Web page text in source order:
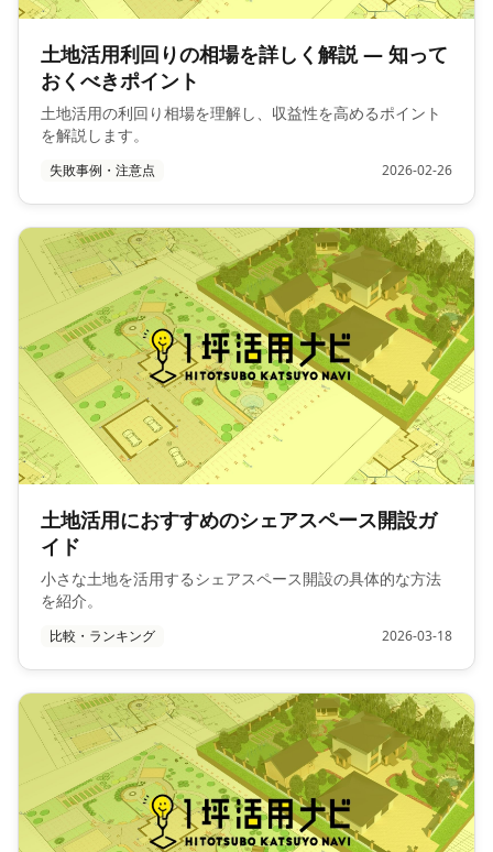
土地活用利回りの相場を詳しく解説 — 知って
おくべきポイント
土地活用の利回り相場を理解し、収益性を高めるポイント
を解説します。
失敗事例・注意点 2026-02-26
土地活用におすすめのシェアスペース開設ガ
イド
小さな土地を活用するシェアスペース開設の具体的な方法
を紹介。
比較・ランキング 2026-03-18